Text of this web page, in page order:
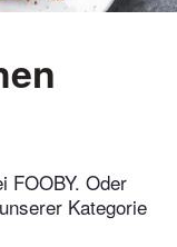
FOOBY. Oder
Kategorie